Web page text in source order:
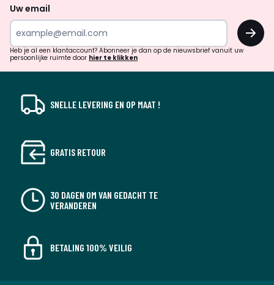
inspiratie
verrassingen?
Uw email
OK
Heb je al een klantaccount? Abonneer je dan op de nieuwsbrief vanuit uw
persoonlijke ruimte door hier te klikken
SNELLE LEVERING EN OP MAAT !
GRATIS RETOUR
30 DAGEN OM VAN GEDACHT TE
VERANDEREN
BETALING 100% VEILIG